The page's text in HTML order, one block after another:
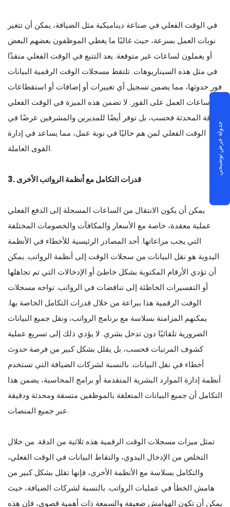
في الوقت الفعلي في صناعة ديناميكية مثل الضيافة، يمكن أن تتغير
نوبات العمل بسرعة، حيث غالبًا ما يغطي الموظفون بعضهم البعض
أو يعملون لساعات غير متوقعة. يعد التتبع في الوقت الفعلي منقذًا
في مثل هذه السيناريوهات. تلتقط مسجلات الوقت الرقمية البيانات
فور حدوثها، مما يضمن تسجيل أي تغييرات أو إضافات أو استقطاعات
في ساعات العمل على الفور. لا تضمن هذه الميزة في الوقت الفعلي
الدقة المحدثة فحسب، بل توفر أيضًا للمديرين والمشرفين عرضًا في
الوقت الفعلي لمن هم حاليًا في نوبة عمل، مما يساعد في إدارة
القوى العاملة.
3. قدرات التكامل مع أنظمة الرواتب الأخرى
يمكن أن يكون الانتقال من الساعات المسجلة إلى الدفع الفعلي
عملية معقدة، خاصة مع الأسعار والمكافآت والخصومات المختلفة
التي يجب مراعاتها. أحد المصادر الرئيسية للأخطاء في الأنظمة
اليدوية هو نقل البيانات من سجلات الوقت إلى أنظمة الرواتب. يمكن
أن تؤدي الأرقام المكتوبة بشكل خاطئ أو الإدخالات التي تم تجاهلها
أو التفسيرات الخاطئة إلى تناقضات في الرواتب. تواجه مسجلات
الوقت الرقمية هذا ببراعة من خلال قدرات التكامل الخاصة بها.
يمكنهم المزامنة بسلاسة مع برنامج الرواتب، ونقل جميع البيانات
الضرورية تلقائيًا دون تدخل بشري. لا يؤدي ذلك إلى تسريع عملية
كشوف المرتبات فحسب، بل يقلل بشكل كبير من فرصة حدوث
أخطاء في نقل البيانات. بالنسبة لشركات الضيافة التي تستخدم
أنظمة إدارة الموارد البشرية المتقدمة أو برامج المحاسبة، يضمن هذا
التكامل أن جميع البيانات المتعلقة بالموظفين متسقة ومحدثة ودقيقة
عبر جميع المنصات.
تمثل ميزات مسجلات الوقت الرقمية هذه ثلاثية من الدقة. من خلال
التخلص من الإدخال اليدوي، والتقاط البيانات في الوقت الفعلي،
والتكامل بسلاسة مع الأنظمة الأخرى، فإنها تقلل بشكل كبير من
هامش الخطأ في عمليات الرواتب. بالنسبة لشركات الضيافة، حيث
يمكن أن تكون الهوامش ضعيفة والسمعة ذات أهمية قصوى، فإن هذه
جدولة عرض توضيحي